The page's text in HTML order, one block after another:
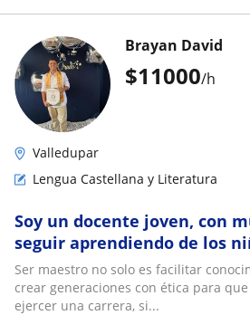
$11000/h
Brayan David
Valledupar
Lengua Castellana y Literatura
Soy un docente joven, con
seguir aprendiendo de los
gusta mucho empatizarme
Ser maestro no solo es facilitar
crear generaciones con ética para
ejercer una carrera, si...